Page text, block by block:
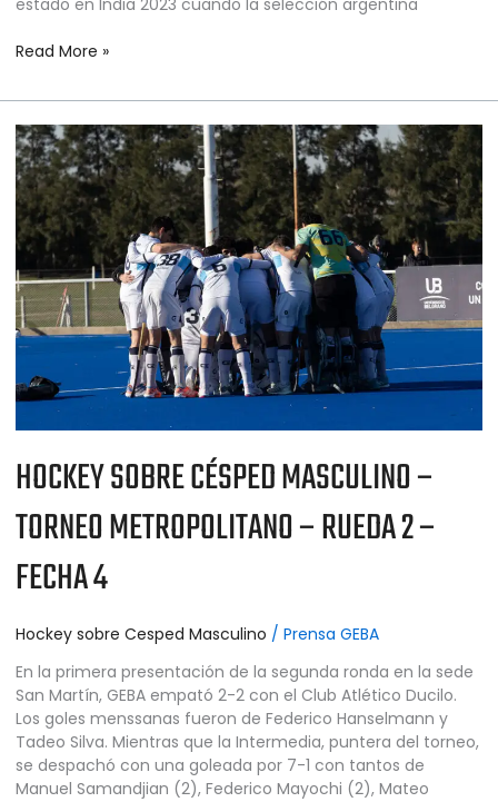
estado en India 2023 cuando la selección argentina
Read More »
HOCKEY SOBRE CÉSPED MASCULINO –
TORNEO METROPOLITANO – RUEDA 2 –
FECHA 4
Hockey sobre Cesped Masculino / Prensa GEBA
En la primera presentación de la segunda ronda en la sede
San Martín, GEBA empató 2-2 con el Club Atlético Ducilo.
Los goles menssanas fueron de Federico Hanselmann y
Tadeo Silva. Mientras que la Intermedia, puntera del torneo,
se despachó con una goleada por 7-1 con tantos de
Manuel Samandjian (2), Federico Mayochi (2), Mateo
HOCKEY
SOBRE
CÉSPED
MASCULINO
–
TORNEO
METROPOLITANO
–
RUEDA
2
FECHA